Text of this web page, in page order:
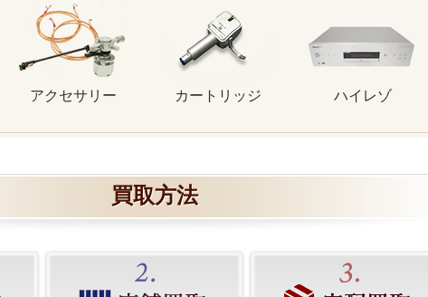
アクセサリー カートリッジ ハイレゾ
買取方法